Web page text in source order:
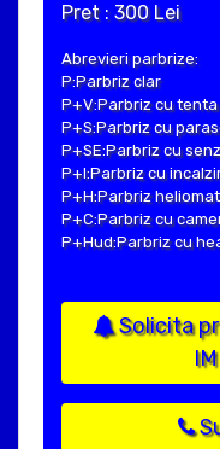
Pret : 300 Lei
Abrevieri parbrize:
P:Parbriz clar
P+V:Parbriz cu
P+S:Parbriz cu
P+SE:Parbriz cu
P+I:Parbriz cu
P+H:Parbriz heliomat
P+C:Parbriz cu
P+Hud:Parbriz cu
Solicita